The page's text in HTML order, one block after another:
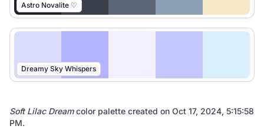
Astro Novalite ♡
Dreamy Sky Whispers
Soft Lilac Dreamcolor palette created on Oct 17, 2024, 5:15:58
PM.